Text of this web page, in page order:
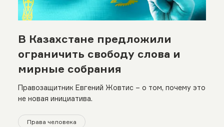
В Казахстане предложили
ограничить свободу слова и
мирные собрания
Правозащитник Евгений Жовтис – о том, почему это
не новая инициатива.
Права человека